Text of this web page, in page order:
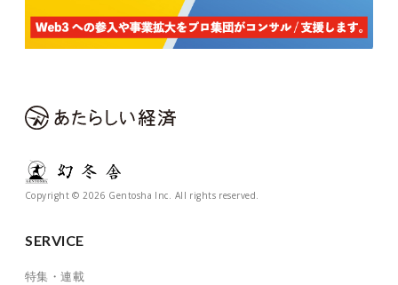
Copyright © 2026 Gentosha Inc. All rights reserved.
SERVICE
特集・連載